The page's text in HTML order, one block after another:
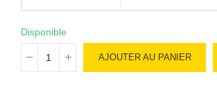
Disponible
AJOUTER AU PANIER